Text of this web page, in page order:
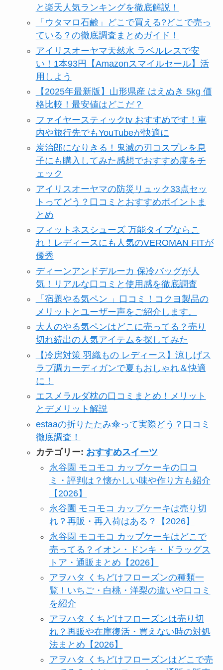
と楽天人気ランキングを徹底解説！
「ウタマロ石鹸」どこで買える?どこで売っ
ている？の徹底調査まとめガイド！
アイリスオーヤマ天然水 ラベルレスで安
い！1本93円【Amazonスマイルセール】活
用しよう
【2025年最新版】山形県産 はえぬき 5kg 価
格比較！最安値はどこだ？
ファイヤースティックtv おすすめです！車
内や旅行先でもYouTubeが快適に
炭治郎になりきる！鬼滅の刃コスプレを息
子にも購入してみた感想でおすすめ度をチ
ェック
アイリスオーヤマの防災リュック33点セッ
トってどう？口コミとおすすめポイントま
とめ
フィットネスシューズ 万能タイプならこ
れ！レディースにも人気のVEROMAN FITが
優秀
ディーンアンドデルーカ 保冷バッグが人
気！リアルな口コミと使用感を徹底調査
「宿題やる気ペン 」口コミ！コクヨ製品の
メリットとユーザー声をご紹介します。
大人のやる気ペンはどこに売ってる？売り
切れ続出の人気アイテムを探してみた
【冷房対策 羽織もの レディース】涼しげス
ラブ調カーディガンで夏もおしゃれ＆快適
に！
エスメラルダ枕の口コミまとめ！メリット
とデメリット解説
estaaの折りたたみ傘って実際どう？口コミ
徹底調査！
カテゴリー: おすすめスイーツ
永谷園 モコモコ カップケーキの口コ
ミ・評判は？懐かしい味や作り方も紹介
【2026】
永谷園 モコモコ カップケーキは売り切
れ？再販・再入荷はある？【2026】
永谷園 モコモコ カップケーキはどこで
売ってる？イオン・ドンキ・ドラッグス
トア・通販まとめ【2026】
アヲハタ くちどけフローズンの種類一
覧！いちご・白桃・洋梨の違いや口コミ
を紹介
アヲハタ くちどけフローズンは売り切
れ？再販や在庫復活・買えない時の対処
法まとめ【2026】
アヲハタ くちどけフローズンはどこで売